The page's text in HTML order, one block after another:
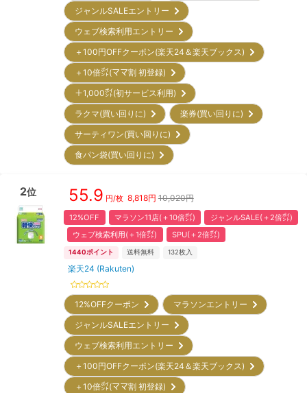
ジャンルSALEエントリー
ウェブ検索利用エントリー
＋100円OFFクーポン(楽天24＆楽天ブックス)
＋10倍㌽(ママ割 初登録)
＋1,000㌽(初サービス利用)
ラクマ(買い回りに)
楽券(買い回りに)
サーティワン(買い回りに)
食パン袋(買い回りに)
2位 55.9 円/枚 8,818円 10,020円
12%OFF マラソン11店(＋10倍㌽)
ジャンルSALE(＋2倍㌽)
ウェブ検索利用(＋1倍㌽)
SPU(＋2倍㌽)
1440ポイント 送料無料 132枚入
楽天24 (Rakuten)
12%OFFクーポン
マラソンエントリー
ジャンルSALEエントリー
ウェブ検索利用エントリー
＋100円OFFクーポン(楽天24＆楽天ブックス)
＋10倍㌽(ママ割 初登録)